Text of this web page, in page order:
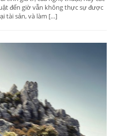
đến giờ vẫn không thực sự được
tài sản, và làm […]